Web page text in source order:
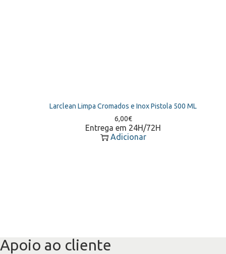
Larclean Limpa Cromados e Inox Pistola 500 ML
6,00€
Entrega em 24H/72H
Adicionar
Apoio ao cliente